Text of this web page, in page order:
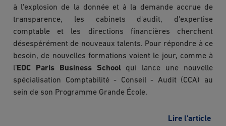
à l'explosion de la donnée et à la demande accrue de
transparence, les cabinets d'audit, d'expertise
comptable et les directions financières cherchent
désespérément de nouveaux talents. Pour répondre à ce
besoin, de nouvelles formations voient le jour, comme à
l'EDC Paris Business Schoolqui lance une nouvelle
spécialisation Comptabilité - Conseil - Audit (CCA) au
sein de son Programme Grande École.
Lire l'article